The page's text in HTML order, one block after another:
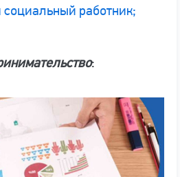
работник;
: